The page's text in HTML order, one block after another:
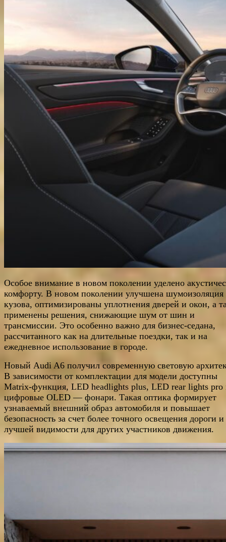
Особое внимание в новом поколении уделено
комфорту. В новом поколении улучшена шумоизоляция
кузова, оптимизированы уплотнения дверей и окон, а
применены решения, снижающие шум от шин и
трансмиссии. Это особенно важно для бизнес-седана,
рассчитанного как на длительные поездки, так и на
ежедневное использование в городе.
Новый Audi A6 получил современную световую
В зависимости от комплектации для модели доступны
Matrix-функция, LED headlights plus, LED rear lights pro
цифровые OLED — фонари. Такая оптика формирует
узнаваемый внешний образ автомобиля и повышает
безопасность за счет более точного освещения дороги и
лучшей видимости для других участников движения.